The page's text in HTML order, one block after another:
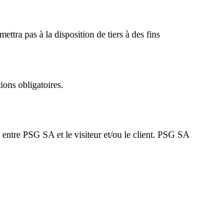
pas à la disposition de tiers à des fins
obligatoires.
PSG SA et le visiteur et/ou le client. PSG SA